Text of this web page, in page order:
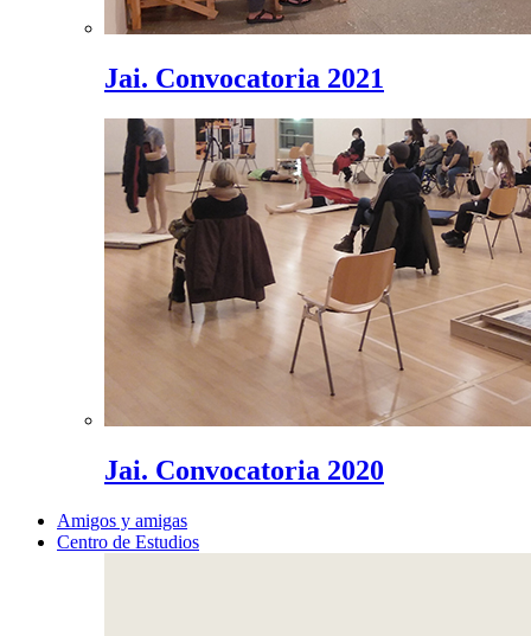
Jai. Convocatoria 2021
Jai. Convocatoria 2020
Amigos y amigas
Centro de Estudios